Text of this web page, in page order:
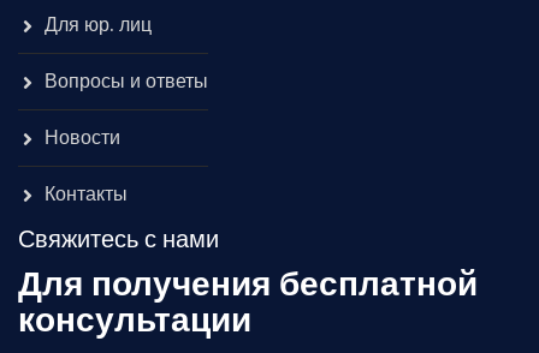
Для юр. лиц
Вопросы и ответы
Новости
Контакты
Свяжитесь с нами
Для получения бесплатной
консультации